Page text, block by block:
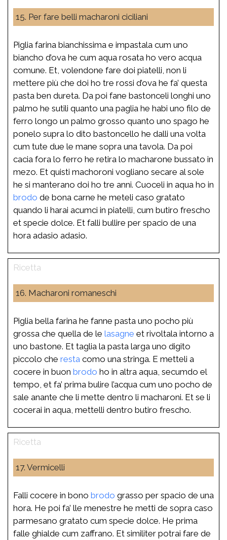
15. Per fare belli macharoni ciciliani
Piglia farina bianchissima e impastala cum uno
biancho d’ova he cum aqua rosata ho vero acqua
comune. Et, volendone fare doi piatelli, non li
mettere più che doi ho tre rossi d’ova he fa’ questa
pasta ben dureta. Da poi fane bastonceli longhi uno
palmo he sutili quanto una paglia he habi uno filo de
ferro longo un palmo grosso quanto uno spago he
ponelo supra lo dito bastoncello he dalli una volta
cum tute due le mane sopra una tavola. Da poi
cacia fora lo ferro he retira lo macharone bussato in
mezo. Et quisti machoroni vogliano secare al sole
he si manterano doi ho tre anni. Cuoceli in aqua ho in
brodo de bona carne he meteli caso gratato
quando li harai acumci in piatelli, cum butiro frescho
et specie dolce. Et falli bullire per spacio de una
hora adasio adasio.
16. Macharoni romaneschi
Piglia bella farina he fanne pasta uno pocho più
grossa che quella de le lasagne et rivoltala intorno a
uno bastone. Et taglia la pasta larga uno digito
piccolo che resta como una stringa. E metteli a
cocere in buon brodo ho in altra aqua, secumdo el
tempo, et fa’ prima bulire l’acqua cum uno pocho de
sale anante che li mette dentro li macharoni. Et se li
cocerai in aqua, mettelli dentro butiro frescho.
17. Vermicelli
Falli cocere in bono brodo grasso per spacio de una
hora. He poi fa’ lle menestre he metti de sopra caso
parmesano gratato cum specie dolce. He prima
falle ghialde cum zaffrano. Et similiter potrai fare de